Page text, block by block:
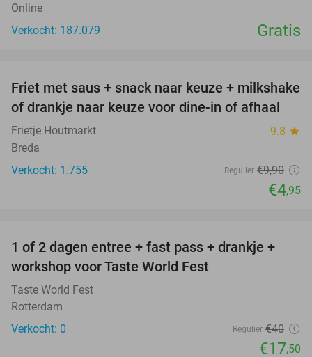
Online
Verkocht: 187.079
Gratis
50%
Friet met saus + snack naar keuze + milkshake
of drankje naar keuze voor dine-in of afhaal
Frietje Houtmarkt 9.8 star
Breda
Verkocht: 1.755
Regulier €9,90
€4,95
56%
TODAY
1 of 2 dagen entree + fast pass + drankje +
workshop voor Taste World Fest
Taste World Fest
Rotterdam
Verkocht: 0
Regulier €40
€17,50